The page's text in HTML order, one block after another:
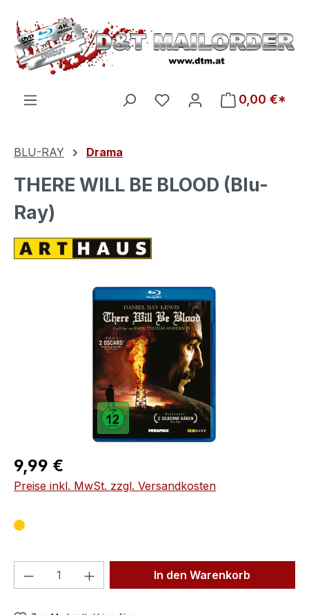
Zum Hauptinhalt springen
Du hast 0 Produkte auf
0,00 €*
BLU-RAY Drama
THERE WILL BE BLOOD (Blu-
Ray)
Bildergalerie überspringen
Regulärer Preis:
9,99 €
Preise inkl. MwSt. zzgl. Versandkosten
Produkt Anzahl: Gib denIn den Warenkorb